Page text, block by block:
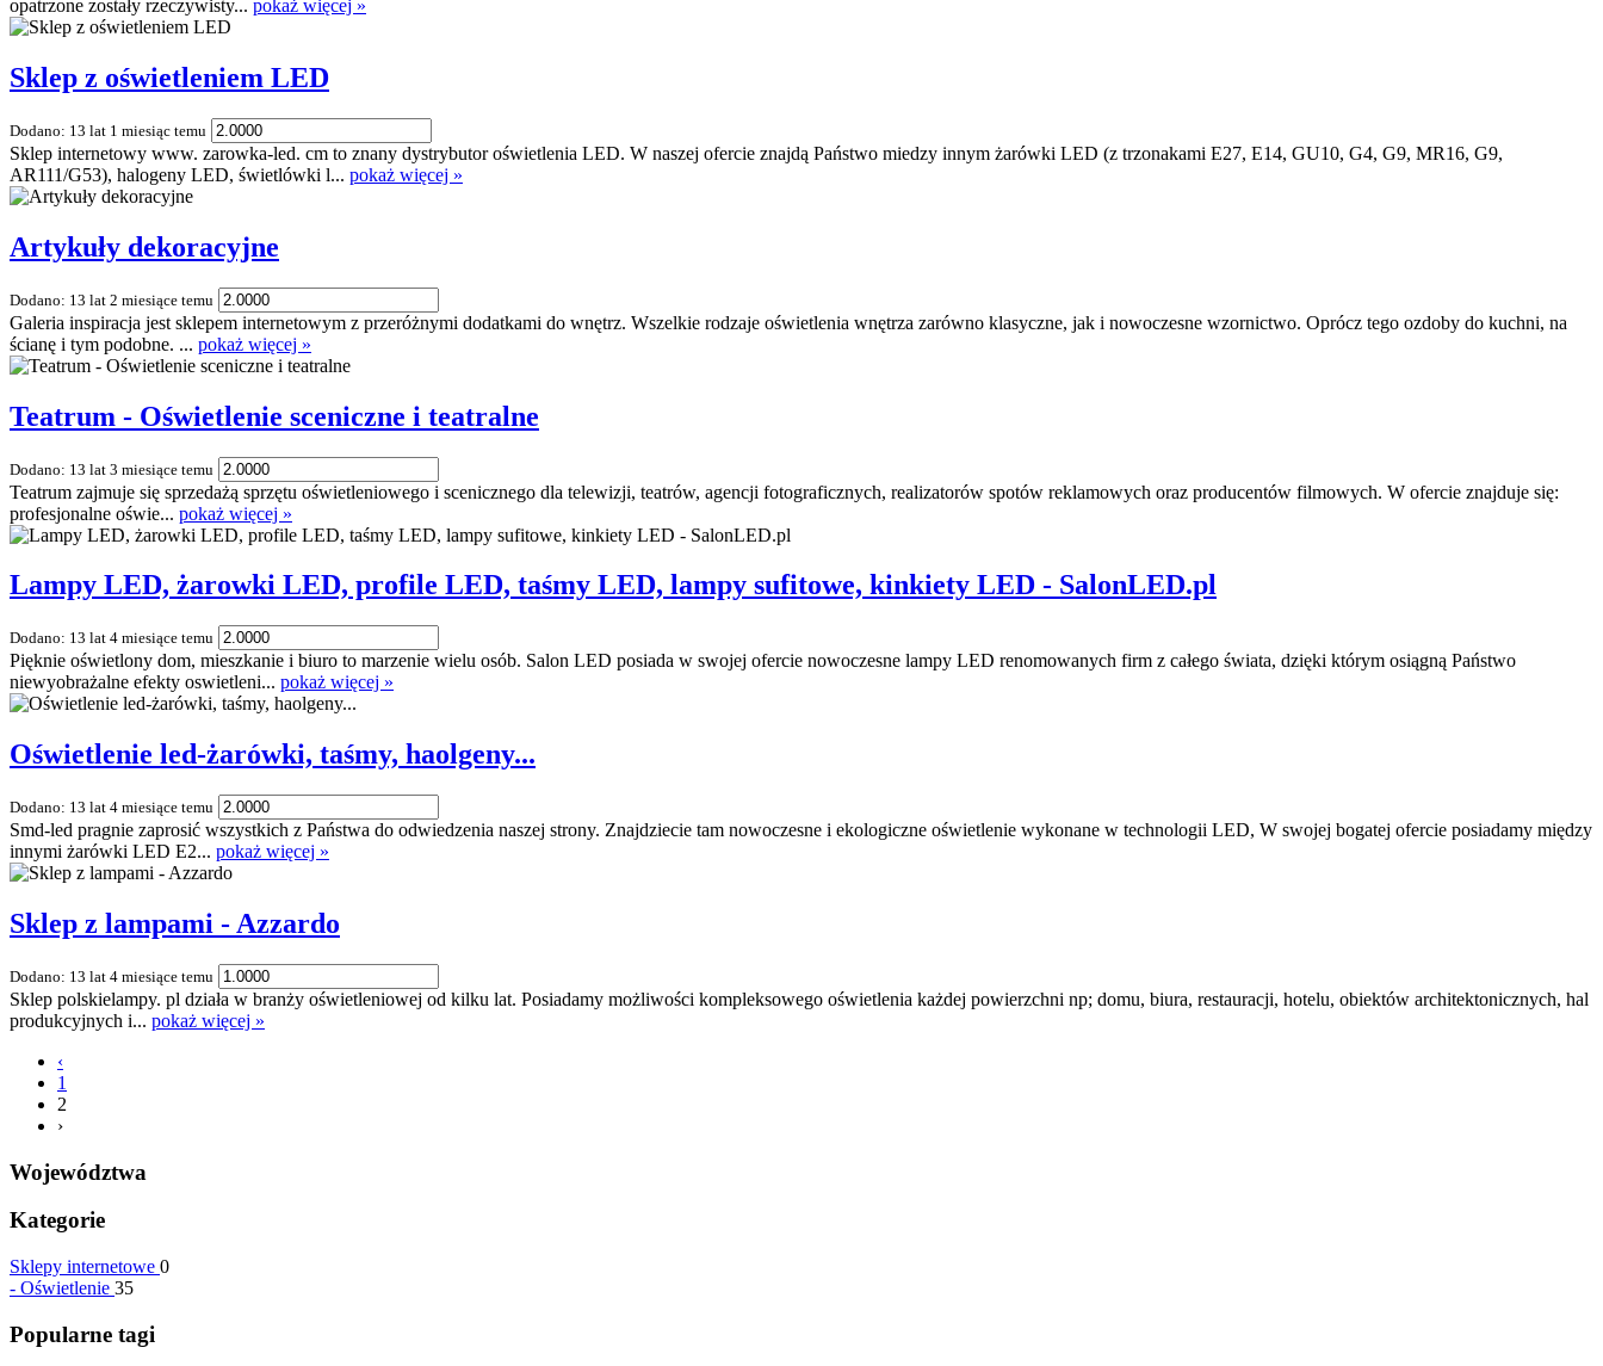
opatrzone zostały rzeczywisty... pokaż więcej »
Sklep z oświetleniem LED
Dodano: 13 lat 1 miesiąc temu
Sklep internetowy www. zarowka-led. cm to znany dystrybutor oświetlenia LED. W naszej ofercie znajdą Państwo miedzy innym żarówki LED (z trzonakami E27, E14, GU10, G4, G9, MR16, G9,
AR111/G53), halogeny LED, świetlówki l... pokaż więcej »
Artykuły dekoracyjne
Dodano: 13 lat 2 miesiące temu
Galeria inspiracja jest sklepem internetowym z przeróżnymi dodatkami do wnętrz. Wszelkie rodzaje oświetlenia wnętrza zarówno klasyczne, jak i nowoczesne wzornictwo. Oprócz tego ozdoby do kuchni, na
ścianę i tym podobne. ... pokaż więcej »
Teatrum - Oświetlenie sceniczne i teatralne
Dodano: 13 lat 3 miesiące temu
Teatrum zajmuje się sprzedażą sprzętu oświetleniowego i scenicznego dla telewizji, teatrów, agencji fotograficznych, realizatorów spotów reklamowych oraz producentów filmowych. W ofercie znajduje się:
profesjonalne oświe... pokaż więcej »
Lampy LED, żarowki LED, profile LED, taśmy LED, lampy sufitowe, kinkiety LED - SalonLED.pl
Dodano: 13 lat 4 miesiące temu
Pięknie oświetlony dom, mieszkanie i biuro to marzenie wielu osób. Salon LED posiada w swojej ofercie nowoczesne lampy LED renomowanych firm z całego świata, dzięki którym osiągną Państwo
niewyobrażalne efekty oswietleni... pokaż więcej »
Oświetlenie led-żarówki, taśmy, haolgeny...
Dodano: 13 lat 4 miesiące temu
Smd-led pragnie zaprosić wszystkich z Państwa do odwiedzenia naszej strony. Znajdziecie tam nowoczesne i ekologiczne oświetlenie wykonane w technologii LED, W swojej bogatej ofercie posiadamy między
innymi żarówki LED E2... pokaż więcej »
Sklep z lampami - Azzardo
Dodano: 13 lat 4 miesiące temu
Sklep polskielampy. pl działa w branży oświetleniowej od kilku lat. Posiadamy możliwości kompleksowego oświetlenia każdej powierzchni np; domu, biura, restauracji, hotelu, obiektów architektonicznych, hal
produkcyjnych i... pokaż więcej »
‹
1
2
›
Województwa
Kategorie
Sklepy internetowe 0
- Oświetlenie 35
Popularne tagi